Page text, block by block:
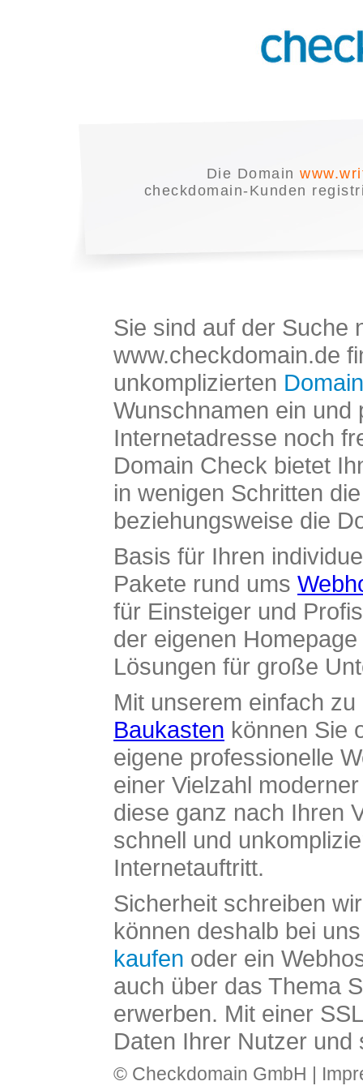
Die Domain
checkdomain-Kunden
Sie sind auf der Suche
www.checkdomain.de
unkomplizierten
Wunschnamen ein und
Internetadresse noch
Domain Check bietet
in wenigen Schritten
beziehungsweise die
Basis für Ihren
Pakete rund ums
für Einsteiger und
der eigenen
Lösungen für große
Mit unserem einfach
Baukasten können Sie
eigene professionelle
einer Vielzahl
diese ganz nach Ihren
schnell und
Internetauftritt.
Sicherheit schreiben
können deshalb bei
kaufen oder ein
auch über das Thema
erwerben. Mit einer
Daten Ihrer Nutzer und
© Checkdomain GmbH |